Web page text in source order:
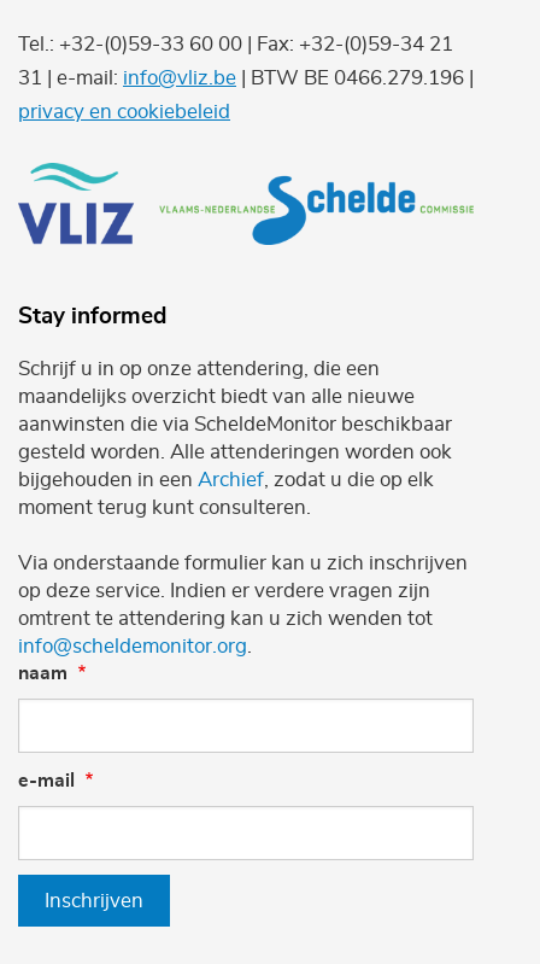
Tel.: +32-(0)59-33 60 00 | Fax: +32-(0)59-34 21
31 | e-mail: info@vliz.be | BTW BE 0466.279.196 |
privacy en cookiebeleid
Stay informed
Schrijf u in op onze attendering, die een
maandelijks overzicht biedt van alle nieuwe
aanwinsten die via ScheldeMonitor beschikbaar
gesteld worden. Alle attenderingen worden ook
bijgehouden in een Archief , zodat u die op elk
moment terug kunt consulteren.
Via onderstaande formulier kan u zich inschrijven
op deze service. Indien er verdere vragen zijn
omtrent te attendering kan u zich wenden tot
info@scheldemonitor.org
naam
e-mail
Inschrijven